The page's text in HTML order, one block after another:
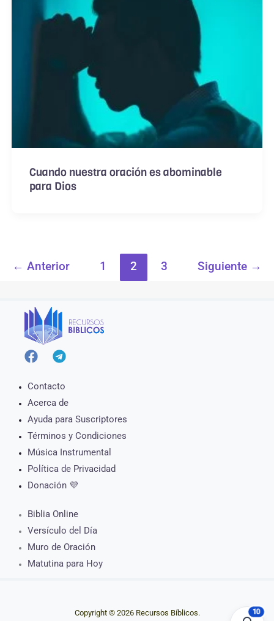
Cuando nuestra oración es abominable
para Dios
← Anterior 1 2 3 Siguiente →
Contacto
Acerca de
Ayuda para Suscriptores
Términos y Condiciones
Música Instrumental
Política de Privacidad
Donación 💜
Biblia Online
Versículo del Día
Muro de Oración
Matutina para Hoy
Copyright © 2026 Recursos Bíblicos. 10